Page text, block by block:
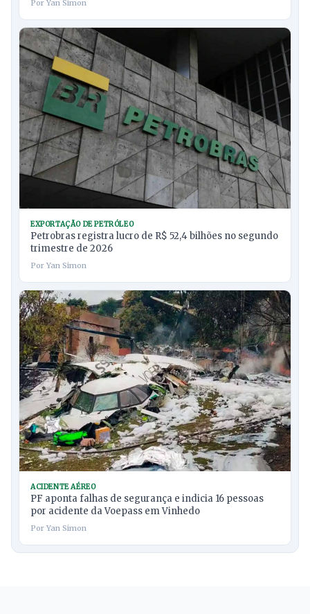
Por Yan Simon
EXPORTAÇÃO DE PETRÓLEO
Petrobras registra lucro de R$ 52,4 bilhões no segundo
trimestre de 2026
Por Yan Simon
ACIDENTE AÉREO
PF aponta falhas de segurança e indicia 16 pessoas
por acidente da Voepass em Vinhedo
Por Yan Simon